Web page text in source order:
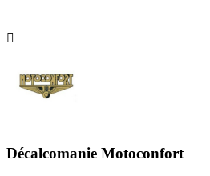

Décalcomanie Motoconfort